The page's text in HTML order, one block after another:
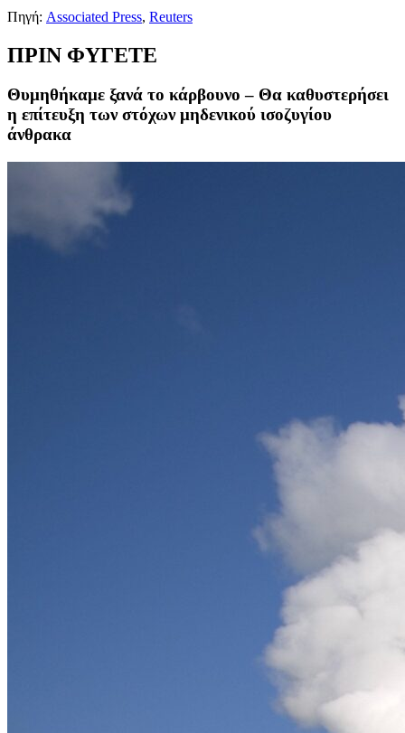
Πηγή: Associated Press, Reuters
ΠΡΙΝ ΦΥΓΕΤΕ
Θυμηθήκαμε ξανά το κάρβουνο – Θα καθυστερήσει
η επίτευξη των στόχων μηδενικού ισοζυγίου
άνθρακα